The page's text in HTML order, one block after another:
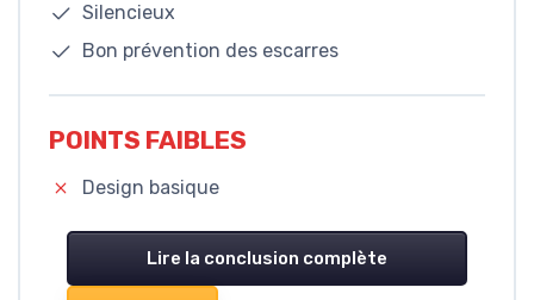
Silencieux
Bon prévention des escarres
POINTS FAIBLES
Design basique
Lire la conclusion complète